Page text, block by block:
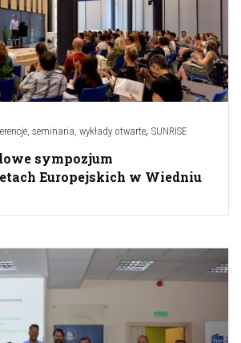
seminaria, wykłady otwarte, SUNRISE
sympozjum
Europejskich w Wiedniu